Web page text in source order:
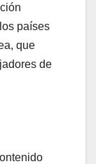
países
que
de